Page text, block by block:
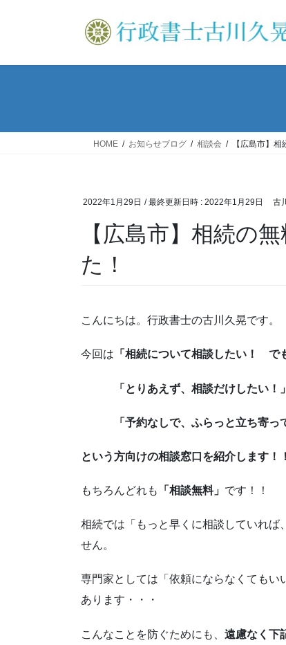
HOME お知らせブログ 相談会 【広島市】
2022年1月29日 / 最終更新日時 : 2022年1月29日 古
【広島市】相続の
た！
こんにちは。行政書士の古川久晃です。
今回は 「相続について相談したい！ で
「とりあえず、相談だけしたい！」
「予約なしで、ふらっと立ち寄っ
という方向けの相談窓口を紹介します！！
もちろんどれも 「相談無料」 です！！
相続では「もっと早くに相談していれば
せん。
専門家としては「依頼にならなくてもい
あります・・・
こんなことを防ぐためにも、 遠慮なく下